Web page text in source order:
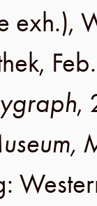
exh.),
,
,
: